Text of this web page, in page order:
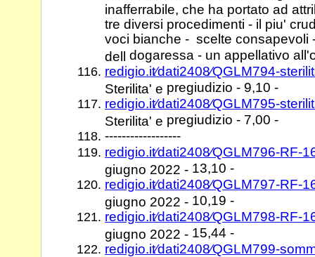
inafferrabile, che ha portato ad
tre diversi procedimenti - il piu'
voci bianche - scelte consapevoli
dell dogaressa - un appellativo
redigio.it⁄dati2408⁄QGLM794-
Sterilita' e pregiudizio - 9,10 -
redigio.it⁄dati2408⁄QGLM795-
Sterilita' e pregiudizio - 7,00 -
------------------
redigio.it⁄dati2408⁄QGLM796-RF-
giugno 2022 - 13,10 -
redigio.it⁄dati2408⁄QGLM797-RF-
giugno 2022 - 10,19 -
redigio.it⁄dati2408⁄QGLM798-RF-
giugno 2022 - 15,44 -
redigio.it⁄dati2408⁄QGLM799-